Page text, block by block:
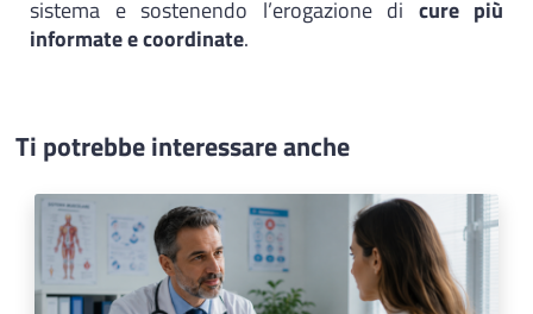
sistema e sostenendo l’erogazione di cure più
informate e coordinate.
Ti potrebbe interessare anche